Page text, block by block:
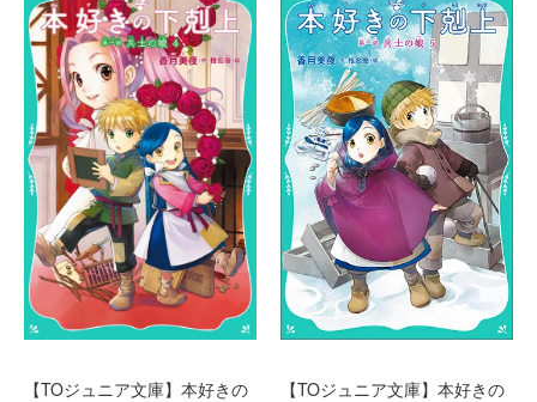
【TOジュニア文庫】本好きの
【TOジュニア文庫】本好きの